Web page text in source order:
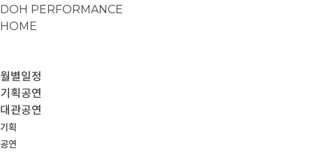
DOH PERFORMANCE
HOME
월별일정
기획공연
대관공연
기획
공연